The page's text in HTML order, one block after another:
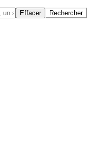
Effacer Rechercher